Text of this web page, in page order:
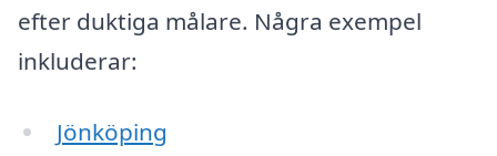
efter duktiga målare. Några exempel
inkluderar:
Jönköping